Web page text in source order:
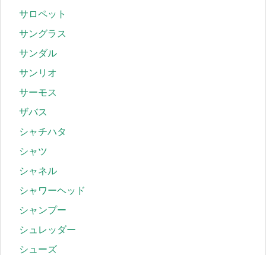
サロペット
サングラス
サンダル
サンリオ
サーモス
ザバス
シャチハタ
シャツ
シャネル
シャワーヘッド
シャンプー
シュレッダー
シューズ